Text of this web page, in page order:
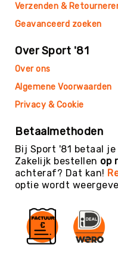
ballen
-
-
Verzenden &
Geavanceerd zoeken
Over Sport '81
Over ons
Algemene Voorwaarden
Privacy & Cookie
Betaalmethoden
Bij Sport '81 betaal
Zakelijk bestellen op
achteraf? Dat kan!
optie wordt